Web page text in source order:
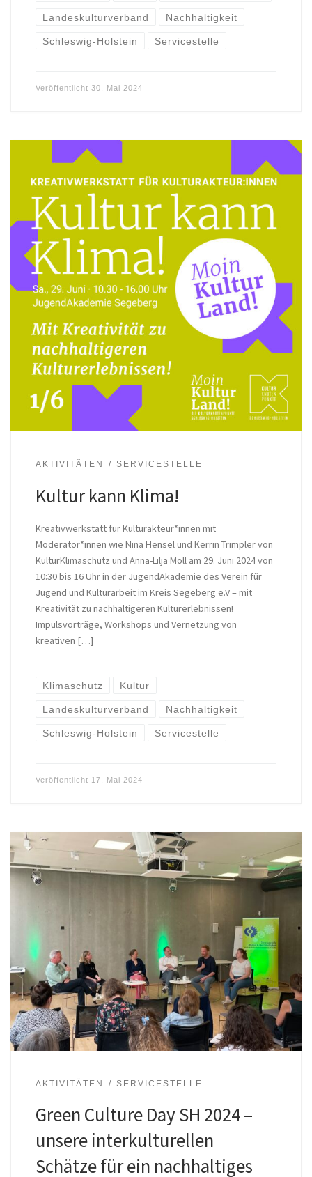
Landeskulturverband Nachhaltigkeit
Schleswig-Holstein Servicestelle
Veröffentlicht 30. Mai 2024
AKTIVITÄTEN SERVICESTELLE
Kultur kann Klima!
Kreativwerkstatt für Kulturakteur*innen mit
Moderator*innen wie Nina Hensel und Kerrin Trimpler von
KulturKlimaschutz und Anna-Lilja Moll am 29. Juni 2024 von
10:30 bis 16 Uhr in der JugendAkademie des Verein für
Jugend und Kulturarbeit im Kreis Segeberg e.V – mit
Kreativität zu nachhaltigeren Kulturerlebnissen!
Impulsvorträge, Workshops und Vernetzung von
kreativen […]
Klimaschutz Kultur
Landeskulturverband Nachhaltigkeit
Schleswig-Holstein Servicestelle
Veröffentlicht 17. Mai 2024
AKTIVITÄTEN SERVICESTELLE
Green Culture Day SH 2024 –
unsere interkulturellen
Schätze für ein nachhaltiges